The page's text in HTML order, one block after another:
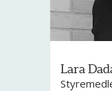
Lara